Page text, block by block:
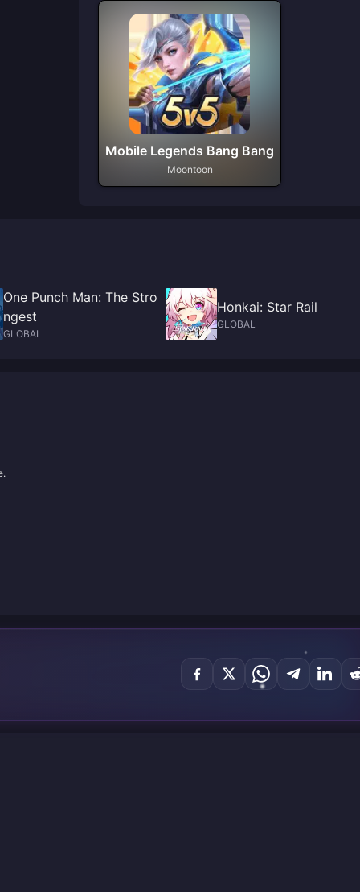
Mobile Legends Bang Bang
Moontoon
One Punch Man: The Stro
ngest
GLOBAL
Honkai: Star Rail
GLOBAL